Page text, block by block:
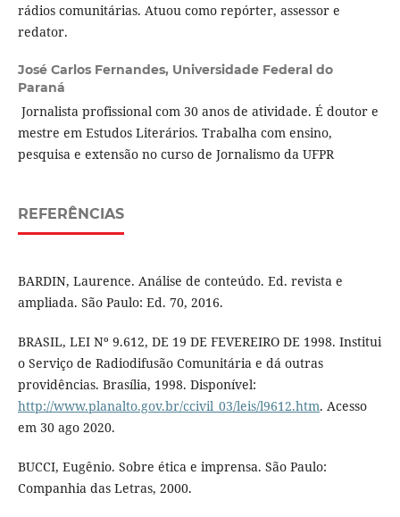
rádios comunitárias. Atuou como repórter, assessor e
redator.
José Carlos Fernandes, Universidade Federal do
Paraná
Jornalista profissional com 30 anos de atividade. É doutor e
mestre em Estudos Literários. Trabalha com ensino,
pesquisa e extensão no curso de Jornalismo da UFPR
REFERÊNCIAS
BARDIN, Laurence. Análise de conteúdo. Ed. revista e
ampliada. São Paulo: Ed. 70, 2016.
BRASIL, LEI Nº 9.612, DE 19 DE FEVEREIRO DE 1998. Institui
o Serviço de Radiodifusão Comunitária e dá outras
providências. Brasília, 1998. Disponível:
http://www.planalto.gov.br/ccivil_03/leis/l9612.htm. Acesso
em 30 ago 2020.
BUCCI, Eugênio. Sobre ética e imprensa. São Paulo:
Companhia das Letras, 2000.